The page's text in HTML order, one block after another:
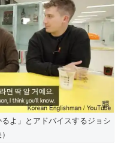
よ」とアドバイスするジョシ